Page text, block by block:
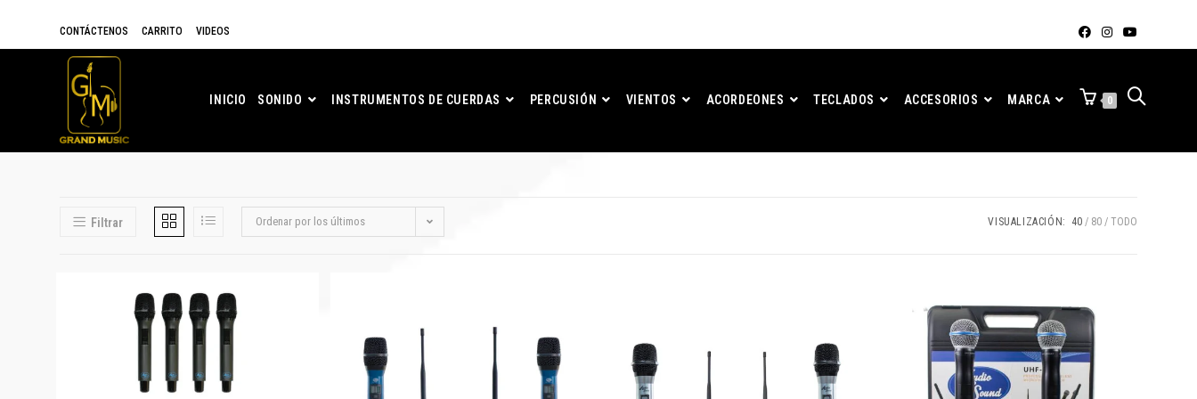
CONTÁCTENOS CARRITO VIDEOS
INICIO SONIDO INSTRUMENTOS DE CUERDAS PERCUSIÓN VIENTOS ACORDEONES TECLADOS ACCESORIOS MARCA 0
Filtrar Ordenar por los últimos VISUALIZACIÓN: 40 80 TODO